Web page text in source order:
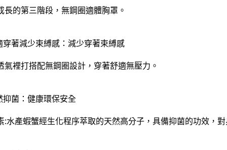
長的第三階段，無鋼圈適體胸罩。
穿著減少束縛感：減少穿著束縛感
氣裡打搭配無鋼圈設計，穿著舒適無壓力。
抑菌：健康環保安全
:水產蝦蟹經生化程序萃取的天然高分子，具備抑菌的功效，對